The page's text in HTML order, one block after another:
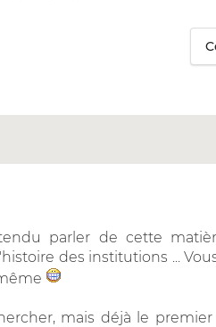
parler de cette
des institutions ...
mais déjà le